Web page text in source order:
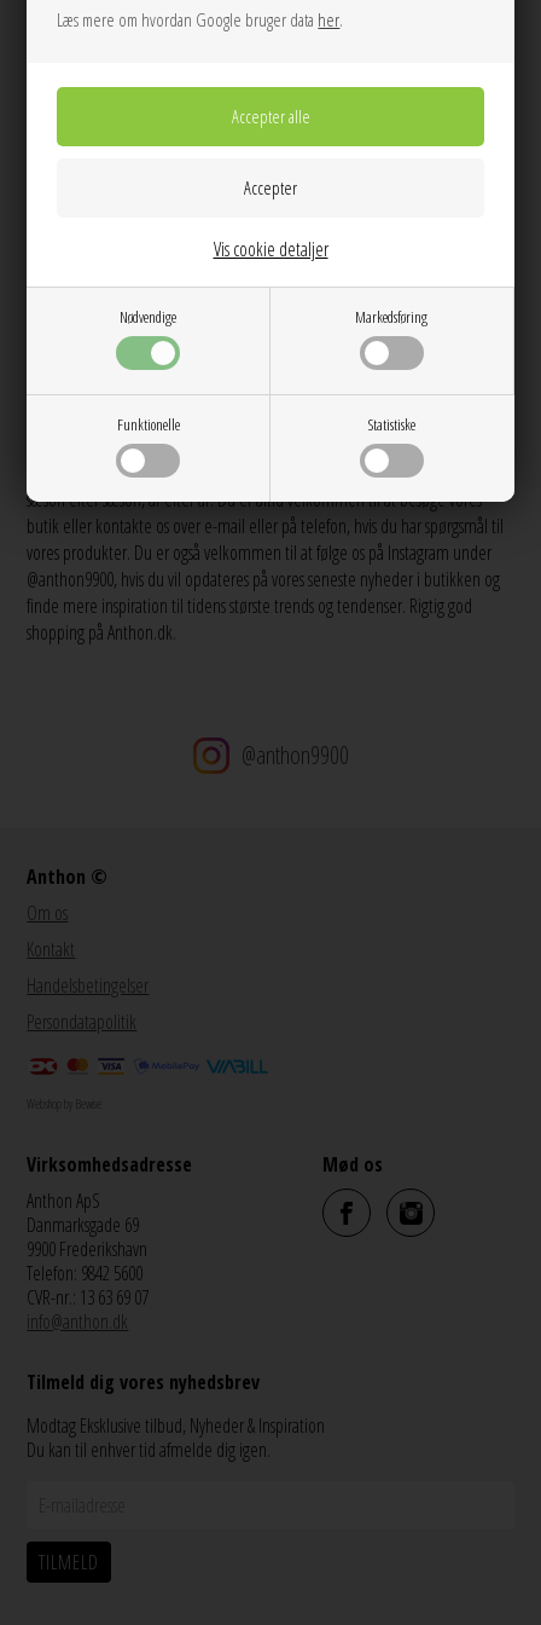
Læs mere om hvordan Google bruger data her.
Nødvendige Markedsføring
Funktionelle Statistiske
Vis cookie detaljer
Elegante ringe til både hverdag og fest
Uanset hvilken anledning du skal klædes på til, så er ringe fra Enamel med til
at fuldende ethvert outfit. Enamel vil med deres store udvalg af smukke
ringe få dig til at føle unik og feminin. Det gør de ved at designe ringe, der er
helt klassiske styles, hvor enkle ringe snor sig om dine fingre på den mest
også style din unikke ring med et par matchende Enamel
Køb Enamel ringe online hos Anthon.dk
Er du lige så forelsket i de fine ringe, som vi er, så tøv ikke med at lægge din
favorit i kurven. Hos Anthon.dk bestræber vi os på at sende din odre hurtigst
muligt, så du kan få glæde af din nye, skønne ring med det samme og i
mange år frem. Alle ringe fra Enamel er af høj kvalitet, hvorfor de kan bruges
sæson efter sæson, år efter år. Du er altid velkommen til at besøge vores
butik eller kontakte os over e-mail eller på telefon, hvis du har spørgsmål til
vores produkter. Du er også velkommen til at følge os på Instagram under
@anthon9900, hvis du vil opdateres på vores seneste nyheder i butikken og
finde mere inspiration til tidens største trends og tendenser. Rigtig god
shopping på Anthon.dk.
@anthon9900
Anthon ©
Om os
Kontakt
Handelsbetingelser
Persondatapolitik
Webshop by Bewise
Virksomhedsadresse
Anthon ApS
Danmarksgade 69
9900 Frederikshavn
Telefon: 9842 5600
CVR-nr.: 13 63 69 07
info@anthon.dk
Mød os
Tilmeld dig vores nyhedsbrev
Modtag Eksklusive tilbud, Nyheder & Inspiration
Du kan til enhver tid afmelde dig igen.